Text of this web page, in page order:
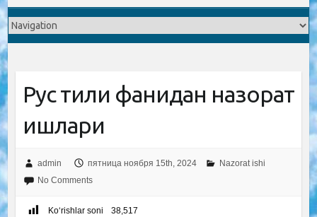
Рус тили фанидан назорат
ишлари
admin пятница ноября 15th, 2024
Nazorat ishi
No Comments
Ko‘rishlar soni 38,517